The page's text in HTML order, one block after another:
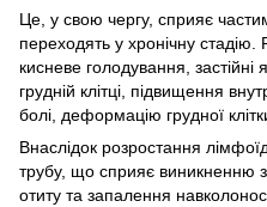
Це, у свою чергу, сприяє
переходять у хронічну
кисневе голодування,
грудній клітці, підвищення
болі, деформацію грудної
Внаслідок розростання
трубу, що сприяє виникненню
отиту та запалення